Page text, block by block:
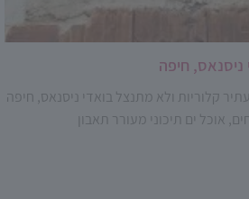
ניסנאס, חיפה
עתיר קלוריות ולא מתנצל בואדי ניסנאס, חיפה
אוכל ים תיכוני מעורר תאבון